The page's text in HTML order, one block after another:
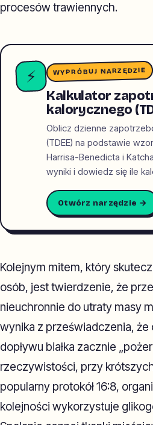
procesów trawiennych.
⚡ WYPRÓBUJ NARZĘDZIE
Kalkulator
kalorycznego
Oblicz dzienne
(TDEE) na podstawie
Harrisa-Benedicta i
wyniki i dowiedz się ile
Otwórz narzędzie →
Kolejnym mitem, który
osób, jest twierdzenie, że
nieuchronnie do utraty masy
wynika z przeświadczenia, że
dopływu białka zacznie
rzeczywistości, przy
popularny protokół 16:8,
kolejności wykorzystuje